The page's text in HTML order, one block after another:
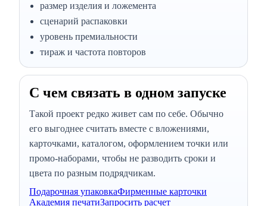
размер изделия и ложемента
сценарий распаковки
уровень премиальности
тираж и частота повторов
С чем связать в одном запуске
Такой проект редко живет сам по себе. Обычно
его выгоднее считать вместе с вложениями,
карточками, каталогом, оформлением точки или
промо-наборами, чтобы не разводить сроки и
цвета по разным подрядчикам.
Подарочная упаковкаФирменные карточки
Академия печатиЗапросить расчет